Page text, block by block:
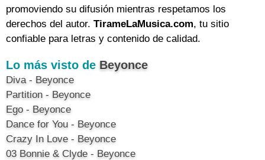
promoviendo su difusión mientras respetamos los
derechos del autor. TirameLaMusica.com, tu sitio
confiable para letras y contenido de calidad.
Lo más visto de Beyonce
Diva - Beyonce
Partition - Beyonce
Ego - Beyonce
Dance for You - Beyonce
Crazy In Love - Beyonce
03 Bonnie & Clyde - Beyonce